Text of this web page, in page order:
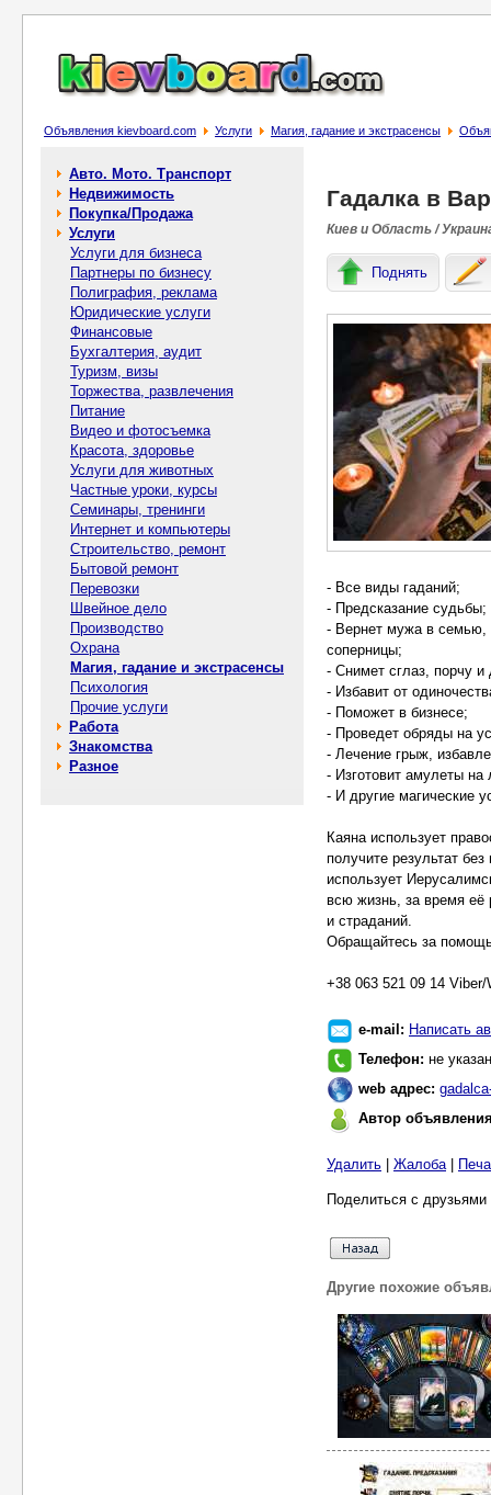
Объявления kievboard.com Услуги Магия, гадание и экстрасенсы
Авто. Мото. Транспорт
Недвижимость
Покупка/Продажа
Услуги
Услуги для бизнеса
Партнеры по бизнесу
Полиграфия, реклама
Юридические услуги
Финансовые
Бухгалтерия, аудит
Туризм, визы
Торжества, развлечения
Питание
Видео и фотосъемка
Красота, здоровье
Услуги для животных
Частные уроки, курсы
Семинары, тренинги
Интернет и компьютеры
Строительство, ремонт
Бытовой ремонт
Перевозки
Швейное дело
Производство
Охрана
Магия, гадание и экстрасенсы
Психология
Прочие услуги
Работа
Знакомства
Разное
Гадалка в
Киев и Область /
Поднять
- Все виды гаданий;
- Предсказание судьбы;
- Вернет мужа в семью,
соперницы;
- Снимет сглаз, порчу и
- Избавит от
- Поможет в бизнесе;
- Проведет обряды на
- Лечение грыж,
- Изготовит амулеты
- И другие магические
Каяна использует
получите результат
использует
всю жизнь, за время её
и страданий.
Обращайтесь за
+38 063 521 09 14 Viber/
e-mail: Написать
Телефон: не указан
web адрес:
Автор
Удалить Жалоба|
Поделиться с
Другие похожие